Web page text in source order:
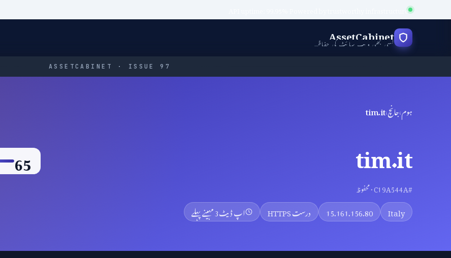
Powered by trustworthy infrastructure
AssetCabinet کسی بھی ویب سائٹ کی حفاظت کی جانچ کریں
ASSETCABINET · ISSUE 97
ہوم›جانچ›
tim.it
tim.it
#C19A544A · محفوظ
65
Italy
15.161.156.80 درست HTTPS اپ ڈیٹ3 مہینے پہلے